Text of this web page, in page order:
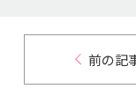
前の記